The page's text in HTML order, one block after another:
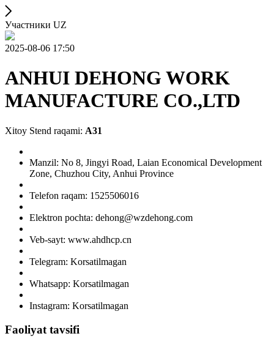
Участники UZ
2025-08-06 17:50
ANHUI DEHONG WORK
MANUFACTURE CO.,LTD
Xitoy Stend raqami: A31
Manzil: No 8, Jingyi Road, Laian Economical Development
Zone, Chuzhou City, Anhui Province
Telefon raqam: 1525506016
Elektron pochta: dehong@wzdehong.com
Veb-sayt: www.ahdhcp.cn
Telegram: Korsatilmagan
Whatsapp: Korsatilmagan
Instagram: Korsatilmagan
Faoliyat tavsifi